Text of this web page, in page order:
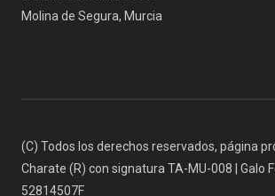
Molina de Segura, Murcia
(C) Todos los derechos reservados, página
Charate (R) con signatura TA-MU-008 | Galo
52814507F